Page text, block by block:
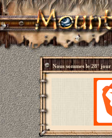
Nous sommes le28° jour